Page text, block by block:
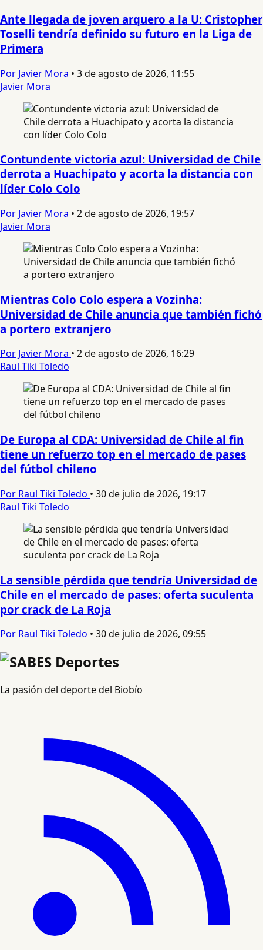
Ante llegada de joven arquero a la U: Cristopher
Toselli tendría definido su futuro en la Liga de
Primera
Por Javier Mora • 3 de agosto de 2026, 11:55
Javier Mora
Contundente victoria azul: Universidad de Chile
derrota a Huachipato y acorta la distancia con
líder Colo Colo
Por Javier Mora • 2 de agosto de 2026, 19:57
Javier Mora
Mientras Colo Colo espera a Vozinha:
Universidad de Chile anuncia que también fichó
a portero extranjero
Por Javier Mora • 2 de agosto de 2026, 16:29
Raul Tiki Toledo
De Europa al CDA: Universidad de Chile al fin
tiene un refuerzo top en el mercado de pases
del fútbol chileno
Por Raul Tiki Toledo • 30 de julio de 2026, 19:17
Raul Tiki Toledo
La sensible pérdida que tendría Universidad de
Chile en el mercado de pases: oferta suculenta
por crack de La Roja
Por Raul Tiki Toledo • 30 de julio de 2026, 09:55
La pasión del deporte del Biobío